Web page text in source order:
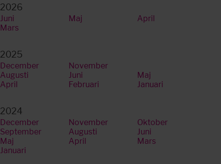
2026
Juni Maj
April
Mars
2025
December November
Augusti
Juni
Maj
April
Februari Januari
2024
December November
Oktober
September
Augusti
Juni
Maj
April
Mars
Januari